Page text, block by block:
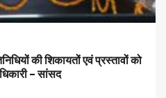
की शिकायतों एवं प्रस्तावों को
– सांसद